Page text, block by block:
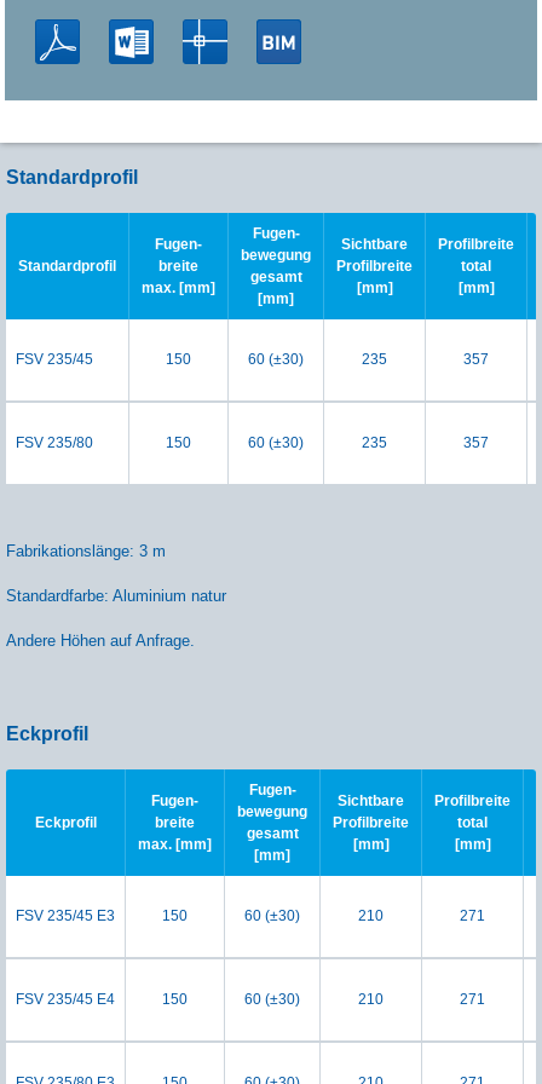
Standardprofil
Standardprofil
Fugen-
breite
max. [mm]
Fugen-
bewegung
gesamt
[mm]
Sichtbare
Profilbreite
[mm]
Profilbreite
total
[mm]
FSV 235/45 150 60 (±30) 235 357
FSV 235/80 150 60 (±30) 235 357
Fabrikationslänge: 3 m
Standardfarbe: Aluminium natur
Andere Höhen auf Anfrage.
Eckprofil
Eckprofil
Fugen-
breite
max. [mm]
Fugen-
bewegung
gesamt
[mm]
Sichtbare
Profilbreite
[mm]
Profilbreite
total
[mm]
FSV 235/45 E3 150 60 (±30) 210 271
FSV 235/45 E4 150 60 (±30) 210 271